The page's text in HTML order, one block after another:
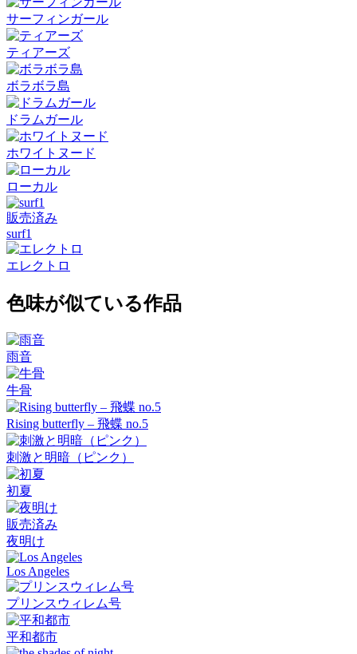
サーフィンガール
ティアーズ
ボラボラ島
ドラムガール
ホワイトヌード
ローカル
販売済み
surf1
エレクトロ
色味が似ている作品
雨音
牛骨
Rising butterfly – 飛蝶 no.5
刺激と明暗（ピンク）
初夏
販売済み
夜明け
Los Angeles
プリンスウィレム号
平和都市